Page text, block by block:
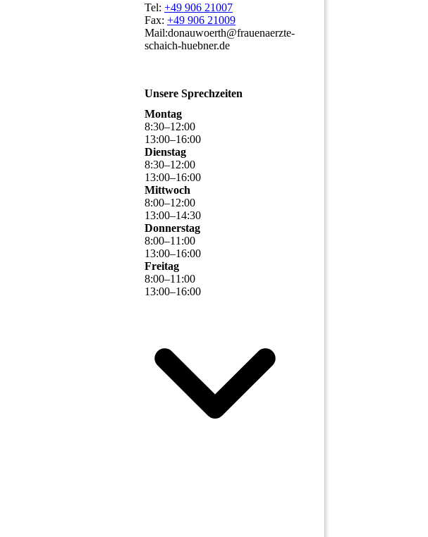
Tel: +49 906 21007
Fax: +49 906 21009
Mail:donauwoerth@frauenaerzte-
schaich-huebner.de
Unsere Sprechzeiten
Montag
8:30–12:00
13:00–16:00
Dienstag
8:30–12:00
13:00–16:00
Mittwoch
8:00–12:00
13:00–14:30
Donnerstag
8:00–11 :00
13:00–16:00
Freitag
8:00–11 :00
13:00–16:00